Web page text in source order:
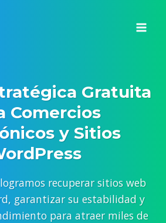
Gratuita
Comercios
y Sitios
recuperar sitios web
garantizar su estabilidad y
para atraer miles de